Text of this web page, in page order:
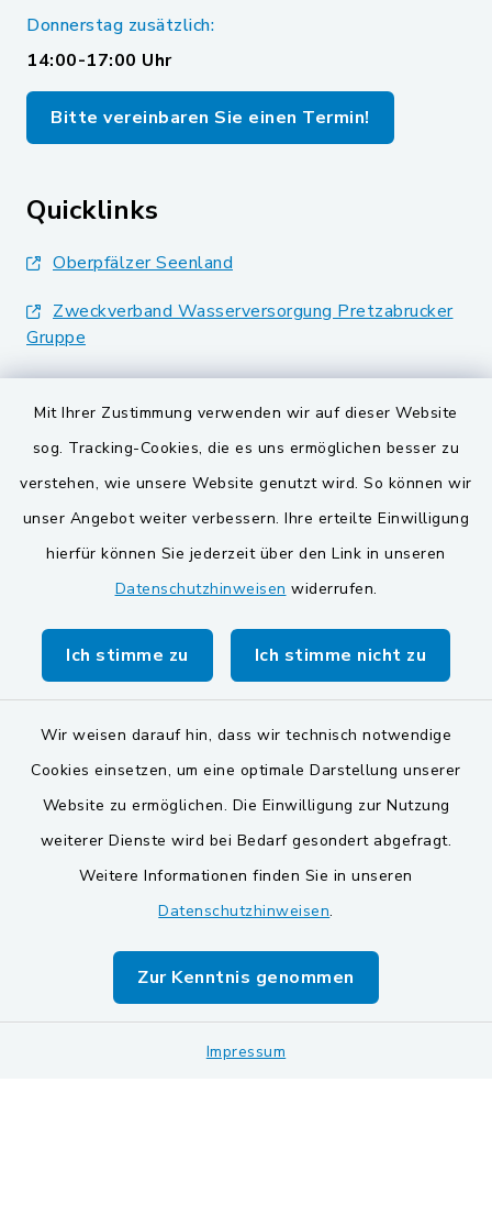
Mit Ihrer Zustimmung verwenden wir auf dieser Website
sog. Tracking-Cookies, die es uns ermöglichen besser zu
verstehen, wie unsere Website genutzt wird. So können wir
unser Angebot weiter verbessern. Ihre erteilte Einwilligung
hierfür können Sie jederzeit über den Link in unseren
Datenschutzhinweisen widerrufen.
Ich stimme zu Ich stimme nicht zu
Wir weisen darauf hin, dass wir technisch notwendige
Cookies einsetzen, um eine optimale Darstellung unserer
Website zu ermöglichen. Die Einwilligung zur Nutzung
weiterer Dienste wird bei Bedarf gesondert abgefragt.
Weitere Informationen finden Sie in unseren
Datenschutzhinweisen.
Zur Kenntnis genommen
Impressum
Donnerstag zusätzlich:
14:00-17:00 Uhr
Bitte vereinbaren Sie einen Termin!
Quicklinks
Oberpfälzer Seenland
Zweckverband Wasserversorgung Pretzabrucker
Gruppe
Landkreis Schwandorf
VG und Gemeinden
Gemeinde Schwarzach bei Nabburg
Gemeinde Stulln
Verwaltungsgemeinschaft Schwarzenfeld
Barrierefreiheit
Impressum
Sitemap